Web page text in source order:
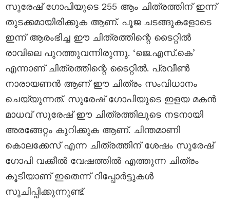
സുരേഷ് ഗോപിയുടെ 255 ആം ചിത്രത്തിന് ഇന്ന്
തുടക്കമായിരിക്കുക ആണ്. പൂജ ചടങ്ങുകളോടെ
ഇന്ന് ആരംഭിച്ച ഈ ചിത്രത്തിന്റെ ടൈറ്റിൽ
രാവിലെ പുറത്തുവന്നിരുന്നു. ‘ജെ.എസ്.കെ’
എന്നാണ് ചിത്രത്തിന്റെ ടൈറ്റിൽ. പ്രവീൺ
നാരായണൻ ആണ് ഈ ചിത്രം സംവിധാനം
ചെയ്യുന്നത്. സുരേഷ് ഗോപിയുടെ ഇളയ മകൻ
മാധവ് സുരേഷ് ഈ ചിത്രത്തിലൂടെ നടനായി
അരങ്ങേറ്റം കുറിക്കുക ആണ്. ചിന്തമാണി
കൊലക്കേസ് എന്ന ചിത്രത്തിന് ശേഷം സുരേഷ്
ഗോപി വക്കീൽ വേഷത്തിൽ എത്തുന്ന ചിത്രം
കൂടിയാണ് ഇതെന്ന് റിപ്പോർട്ടുകൾ
സൂചിപ്പിക്കുന്നുണ്ട്.